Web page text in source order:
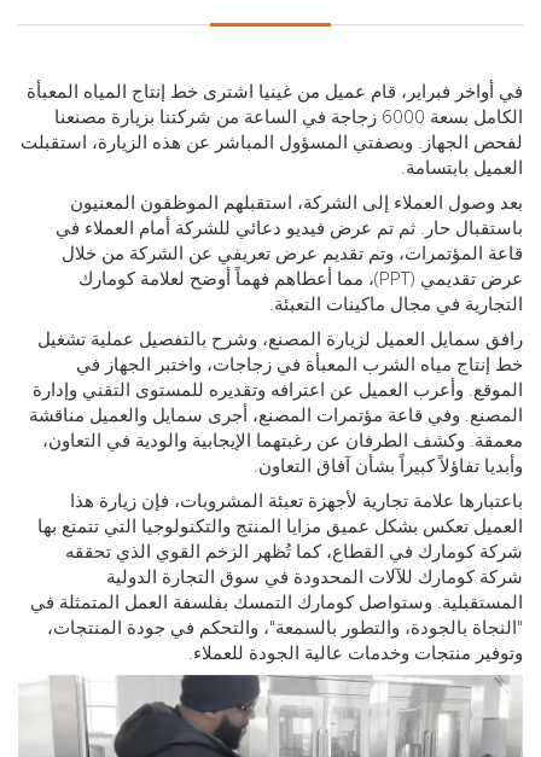
فبراير، قام عميل من غينيا اشترى خط إنتاج المياه المعبأة
الكامل بسعة 6000 زجاجة في الساعة من شركتنا بزيارة مصنعنا
الجهاز. وبصفتي المسؤول المباشر عن هذه الزيارة، استقبلت
بابتسامة.
العملاء إلى الشركة، استقبلهم الموظفون المعنيون
حار. ثم تم عرض فيديو دعائي للشركة أمام العملاء في
المؤتمرات، وتم تقديم عرض تعريفي عن الشركة من خلال
عرض تقديمي (PPT)، مما أعطاهم فهماً أوضح لعلامة كومارك
في مجال ماكينات التعبئة.
سمايل العميل لزيارة المصنع، وشرح بالتفصيل عملية تشغيل
مياه الشرب المعبأة في زجاجات، واختبر الجهاز في
وأعرب العميل عن اعترافه وتقديره للمستوى التقني وإدارة
وفي قاعة مؤتمرات المصنع، أجرى سمايل والعميل مناقشة
وكشف الطرفان عن رغبتهما الإيجابية والودية في التعاون،
تفاؤلاً كبيراً بشأن آفاق التعاون.
علامة تجارية لأجهزة تعبئة المشروبات، فإن زيارة هذا
تعكس بشكل عميق مزايا المنتج والتكنولوجيا التي تتمتع بها
كومارك في القطاع، كما تُظهر الزخم القوي الذي تحققه
كومارك للآلات المحدودة في سوق التجارة الدولية
وستواصل كومارك التمسك بفلسفة العمل المتمثلة في
بالجودة، والتطور بالسمعة"، والتحكم في جودة المنتجات،
منتجات وخدمات عالية الجودة للعملاء.